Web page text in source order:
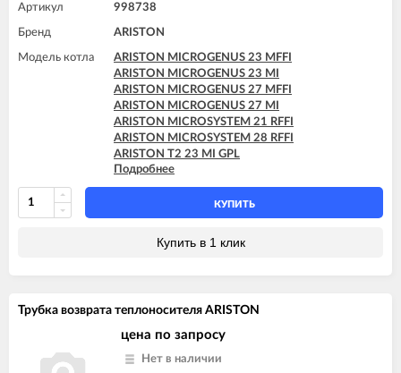
Артикул 998738
Бренд ARISTON
Модель котла
ARISTON MICROGENUS 23 MFFI
ARISTON MICROGENUS 23 MI
ARISTON MICROGENUS 27 MFFI
ARISTON MICROGENUS 27 MI
ARISTON MICROSYSTEM 21 RFFI
ARISTON MICROSYSTEM 28 RFFI
ARISTON T2 23 MI GPL
ARISTON T2 23 MI MET
ARISTON TX 23 MFFI
ARISTON TX 23 MI
ARISTON TX 27 MFFI
ARISTON UNO 24 MI
Подробнее
КУПИТЬ
Купить в 1 клик
Трубка возврата теплоносителя ARISTON
цена по запросу
Нет в наличии